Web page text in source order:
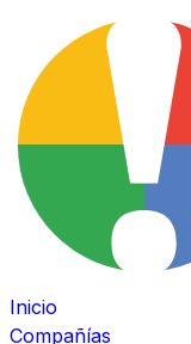
Inicio
Compañías